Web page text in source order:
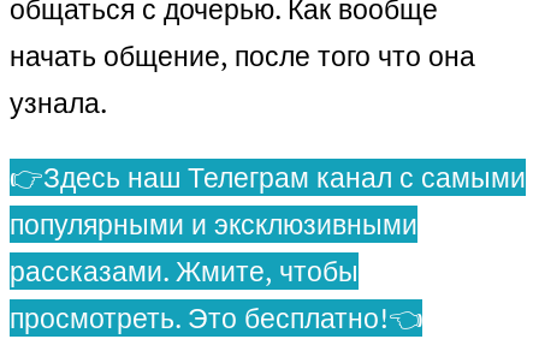
общаться с дочерью. Как вообще
начать общение, после того что она
узнала.
👉Здесь наш Телеграм канал с самыми
популярными и эксклюзивными
рассказами. Жмите, чтобы
просмотреть. Это бесплатно!👈